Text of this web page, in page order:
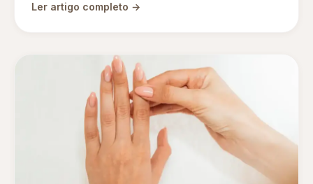
Ler artigo completo →